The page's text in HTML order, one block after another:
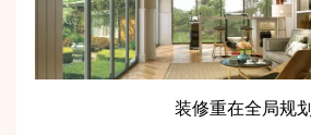
装修重在全局规划